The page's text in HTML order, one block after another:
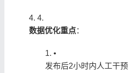
4.
​数据优化重点​​：
•
发布后2小时内人工干预